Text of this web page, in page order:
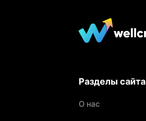
Разделы сайта
О нас